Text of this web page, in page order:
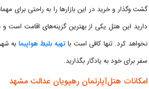
گشت و‌گذار و خرید در این بازار‌ها را به راحتی برای
دارید این هتل یکی از بهترین گزینه‌های اقامت است
نخواهد کرد. تنها کافی است باتهیه بلیط هواپیما به
سفر برای خود به یادگار بگذارید.
امکانات هتل‌آپارتمان رهپویان عدالت مشهد